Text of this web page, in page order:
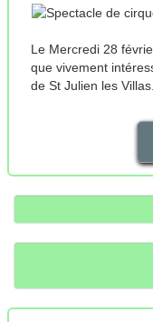
Le Mercredi 28
que vivement
de St Julien les Villas.